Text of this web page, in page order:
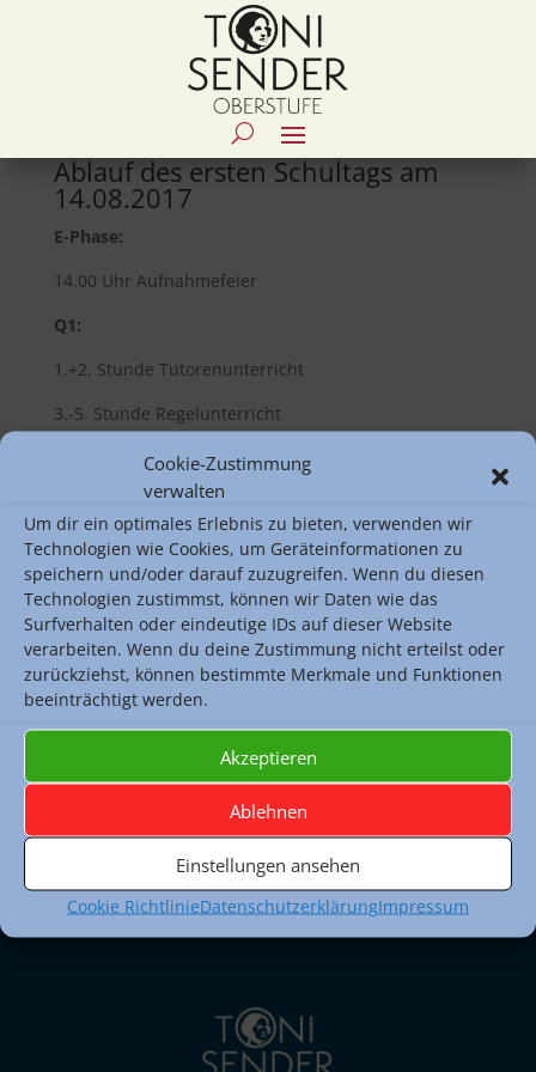
Cookie-Zustimmung
verwalten
Um dir ein optimales Erlebnis zu bieten, verwenden wir
Technologien wie Cookies, um Geräteinformationen zu
speichern und/oder darauf zuzugreifen. Wenn du diesen
Technologien zustimmst, können wir Daten wie das
Surfverhalten oder eindeutige IDs auf dieser Website
verarbeiten. Wenn du deine Zustimmung nicht erteilst oder
zurückziehst, können bestimmte Merkmale und Funktionen
beeinträchtigt werden.
Akzeptieren
Ablehnen
Einstellungen ansehen
Cookie RichtlinieDatenschutzerklärungImpressum
Ablauf des ersten Schultags am
14.08.2017
E-Phase:
14.00 Uhr Aufnahmefeier
Q1:
1.+2. Stunde Tutorenunterricht
3.-5. Stunde Regelunterricht
6. Stunde Kurswahlen Sport
1.+2. StundeTutorenunterricht
dann Regelunterricht
Sekretariat
Raum: 108 (1. Obergeschoss)
069 212 44355 (Tel.)
069 212 44766 (Fax)
08.00 Uhr - 12.00 Uhr
Montag, Dienstag und Freitag: